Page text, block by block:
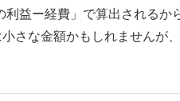
利益ー経費」で算出されるか
さな金額かもしれませんが